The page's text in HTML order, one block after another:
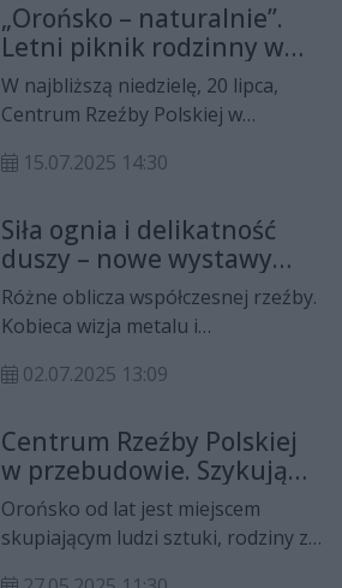
częścią przyrody”. Celem pikniku
było połączenie świata sztuki,
ekologii i edukacji przyrodniczej.
„Orońsko – naturalnie”.
Letni piknik rodzinny w
Centrum Rzeźby Polskiej
W najbliższą niedzielę, 20 lipca,
Centrum Rzeźby Polskiej w
całe rodziny na piknik pod hasłem
częścią przyrody”. To coroczne
wydarzenie stanowi doskonałą
okazję do spędzenia czasu z
rodziną w atmosferze pięknej
przyrody oraz sztuki. Start pikniku
zaplanowany jest na godz. 12.30.
15.07.2025 14:30
Siła ognia i delikatność
duszy – nowe wystawy
rzeźb w Orońsku
Różne oblicza współczesnej rzeźby.
Kobieca wizja metalu i
wrażliwość.
02.07.2025 13:09
Centrum Rzeźby Polskiej
w przebudowie. Szykują
się wielkie zmiany
Orońsko od lat jest miejscem
skupiającym ludzi sztuki, rodziny z